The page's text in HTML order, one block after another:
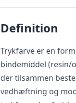
Definition
Trykfarve er en
bindemiddel (resin/
der tilsammen
vedhæftning og